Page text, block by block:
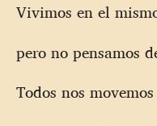
Vivimos en el
pero no pensamos
Todos nos